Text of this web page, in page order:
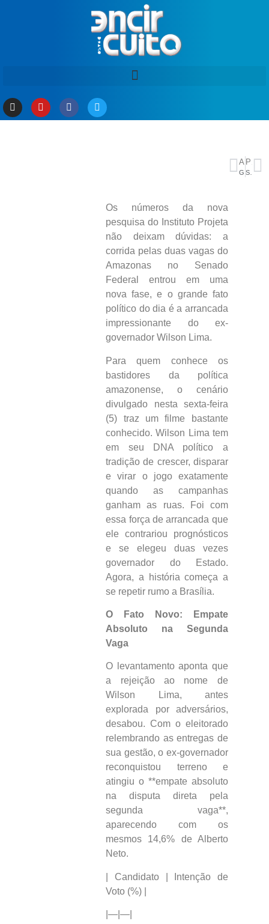
Os números da nova
pesquisa do Instituto Projeta
não deixam dúvidas: a
corrida pelas duas vagas do
Amazonas no Senado
Federal entrou em uma
nova fase, e o grande fato
político do dia é a arrancada
impressionante do ex-
governador Wilson Lima.
Para quem conhece os
bastidores da política
amazonense, o cenário
divulgado nesta sexta-feira
(5) traz um filme bastante
conhecido. Wilson Lima tem
em seu DNA político a
tradição de crescer, disparar
e virar o jogo exatamente
quando as campanhas
ganham as ruas. Foi com
essa força de arrancada que
ele contrariou prognósticos
e se elegeu duas vezes
governador do Estado.
Agora, a história começa a
se repetir rumo a Brasília.
O Fato Novo: Empate
Absoluto na Segunda
Vaga
O levantamento aponta que
a rejeição ao nome de
Wilson Lima, antes
explorada por adversários,
desabou. Com o eleitorado
relembrando as entregas de
sua gestão, o ex-governador
reconquistou terreno e
atingiu o **empate absoluto
na disputa direta pela
segunda vaga**,
aparecendo com os
mesmos 14,6% de Alberto
Neto.
| Candidato | Intenção de
Voto (%) |
|—|—|
ANTERIOR
Governador Roberto Cidade apresenta modelo inteligente de segurança pública ao governador de Rondônia
PRÓXIMO
Seleção feminina encara Estados Unidos esta noite em São Paulo